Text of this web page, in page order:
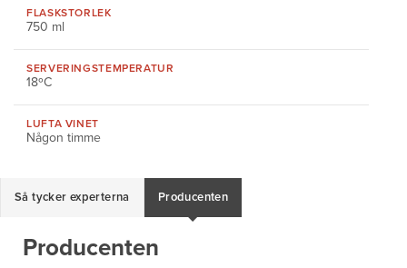
FLASKSTORLEK
750 ml
SERVERINGSTEMPERATUR
18ºC
LUFTA VINET
Någon timme
Så tycker experterna Producenten
Producenten